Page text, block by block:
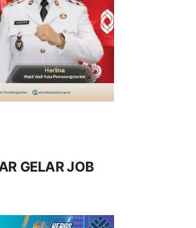
GELAR JOB